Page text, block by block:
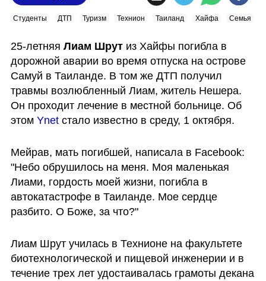
Студенты ДТП Туризм Технион Таиланд Хайфа Семья
25-летняя Лиам Шрут из Хайфы погибла в
дорожной аварии во время отпуска на острове
Самуй в Таиланде. В том же ДТП получил
травмы возлюбленный Лиам, житель Нешера.
Он проходит лечение в местной больнице. Об
этом Ynet стало известно в среду, 1 октября.
Мейрав, мать погибшей, написала в Facebook:
"Небо обрушилось на меня. Моя маленькая
Лиами, гордость моей жизни, погибла в
автокатастрофе в Таиланде. Мое сердце
разбито. О Боже, за что?"
Лиам Шрут училась в Технионе на факультете
биотехнологической и пищевой инженерии и в
течение трех лет удостаивалась грамоты декана